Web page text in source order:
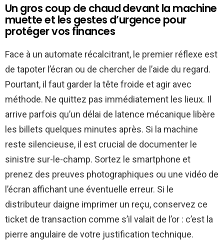
Un gros coup de chaud devant la machine
muette et les gestes d’urgence pour
protéger vos finances
Face à un automate récalcitrant, le premier réflexe est
de tapoter l’écran ou de chercher de l’aide du regard.
Pourtant, il faut garder la tête froide et agir avec
méthode. Ne quittez pas immédiatement les lieux. Il
arrive parfois qu’un délai de latence mécanique libère
les billets quelques minutes après. Si la machine
reste silencieuse, il est crucial de documenter le
sinistre sur-le-champ. Sortez le smartphone et
prenez des preuves photographiques ou une vidéo de
l’écran affichant une éventuelle erreur. Si le
distributeur daigne imprimer un reçu, conservez ce
ticket de transaction comme s’il valait de l’or : c’est la
pierre angulaire de votre justification technique.